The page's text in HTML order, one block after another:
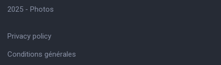
2025 - Photos
Privacy policy
Conditions générales